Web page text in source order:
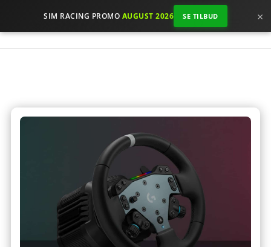
SIM RACING PROMO AUGUST 2026 SE TILBUD ×